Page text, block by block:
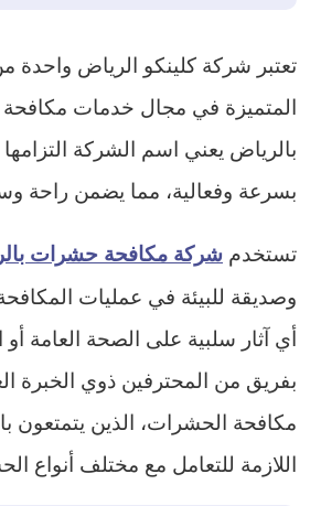
تعتبر شركة كلينكو الرياض واحدة
المتميزة في مجال خدمات
بالرياض يعني اسم الشركة
بسرعة وفعالية، مما يضمن راحة
تستخدم شركة مكافحة حشرات
وصديقة للبيئة في عمليات
أي آثار سلبية على الصحة العامة أو
بفريق من المحترفين ذوي الخبرة
مكافحة الحشرات، الذين يتمتعون
اللازمة للتعامل مع مختلف أنواع